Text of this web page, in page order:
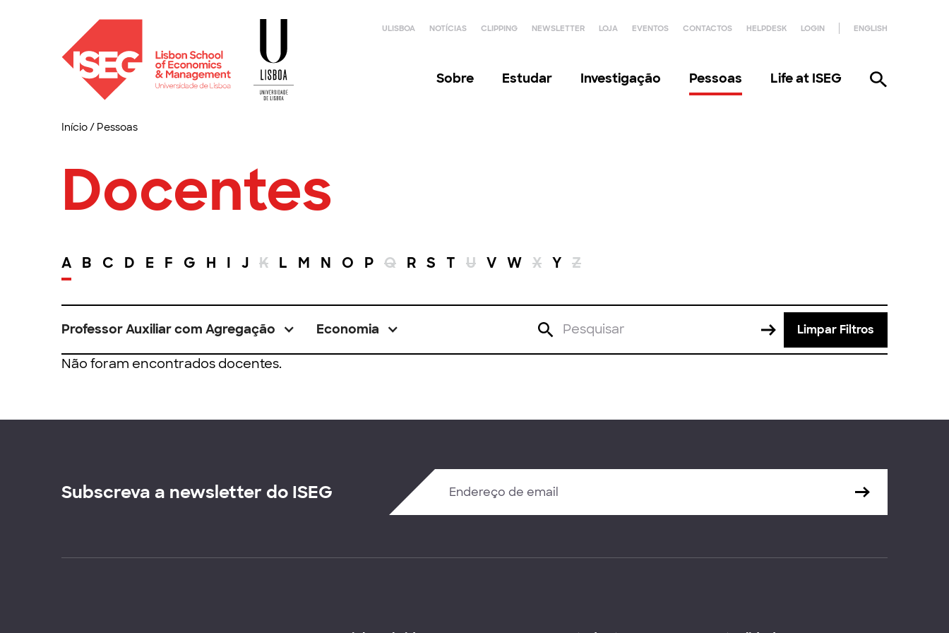
ULISBOA NOTÍCIAS CLIPPING NEWSLETTER LOJA EVENTOS CONTACTOS HELPDESK LOGIN ENGLISH
Sobre Estudar Investigação Pessoas Life at ISEG
Início/ Pessoas
Docentes
A B C D E F G H I J K L M N O P Q R S T U V W X Y Z
Professor Auxiliar com Agregação Economia Limpar Filtros
Não foram encontrados docentes.
Subscreva a newsletter do ISEG